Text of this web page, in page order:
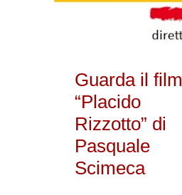
Guarda il film
“Placido
Rizzotto” di
Pasquale
Scimeca